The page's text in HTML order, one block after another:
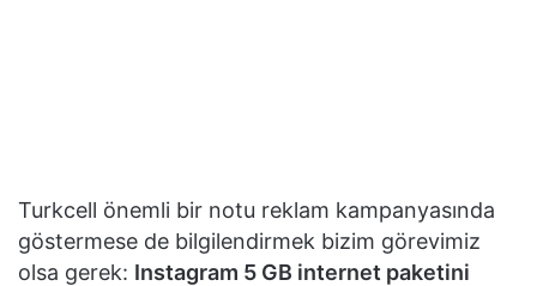
Turkcell önemli bir notu reklam kampanyasında
göstermese de bilgilendirmek bizim görevimiz
olsa gerek: Instagram 5 GB internet paketini